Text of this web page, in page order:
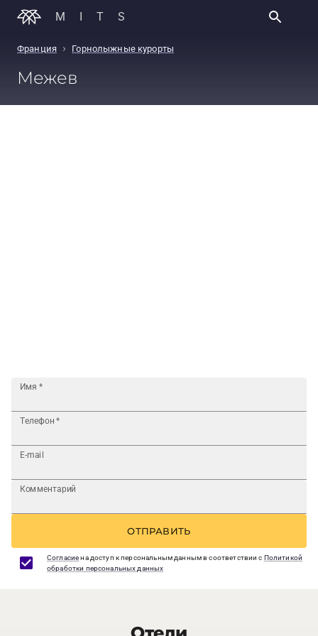
MITS
Франция › Горнолыжные курорты
Межев
Имя *
Телефон *
E-mail
Комментарий
ОТПРАВИТЬ
Согласиена доступ к персональным данным в соответствии с Политикой
обработки персональных данных